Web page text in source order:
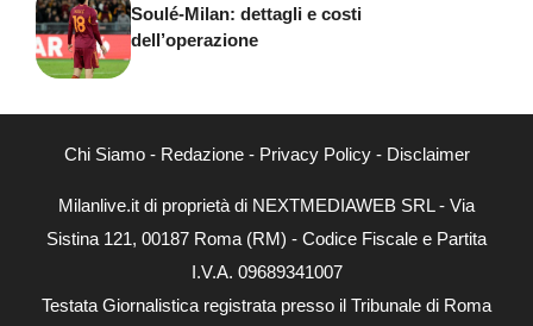
Soulé-Milan: dettagli e costi
dell’operazione
Chi Siamo- Redazione- Privacy Policy- Disclaimer
Milanlive.it di proprietà di NEXTMEDIAWEB SRL - Via
Sistina 121, 00187 Roma (RM) - Codice Fiscale e Partita
I.V.A. 09689341007
Testata Giornalistica registrata presso il Tribunale di Roma